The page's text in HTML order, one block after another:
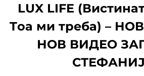
LUX LIFE
Tоа ми треба) –
НОВ ВИДЕО